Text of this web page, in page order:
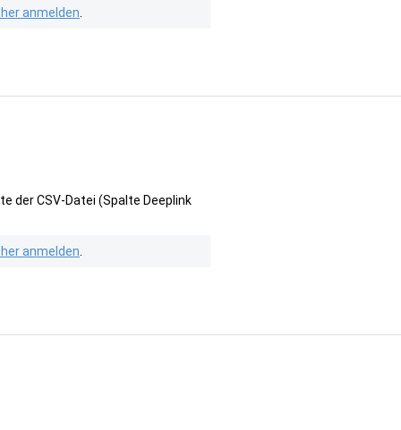
anmelden
der CSV-Datei (Spalte Deeplink
anmelden